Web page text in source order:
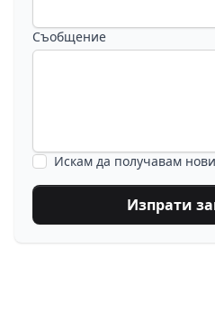
Съобщение
Искам да получавам
Изпрати